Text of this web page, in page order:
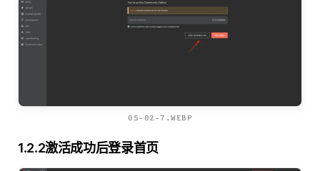
05-02-7.WEBP
1.2.2激活成功后登录首页